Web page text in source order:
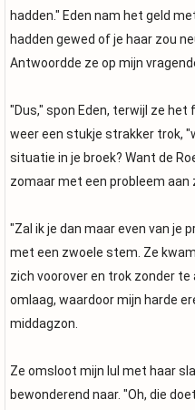
hadden." Eden nam het geld
hadden gewed of je haar zou
Antwoordde ze op mijn
"Dus," spon Eden, terwijl ze
weer een stukje strakker trok,
situatie in je broek? Want de
zomaar met een probleem aan
"Zal ik je dan maar even van je
met een zwoele stem. Ze
zich voorover en trok zonder
omlaag, waardoor mijn harde
middagzon.
Ze omsloot mijn lul met haar
bewonderend naar. "Oh, die